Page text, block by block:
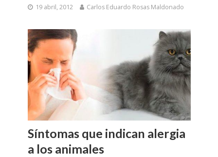
19 abril, 2012 Carlos Eduardo Rosas Maldonado
Síntomas que indican alergia
a los animales